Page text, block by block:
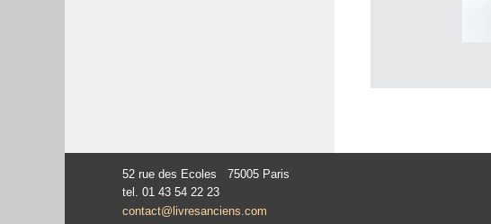
52 rue des Ecoles 75005 Paris
tel. 01 43 54 22 23
contact@livresanciens.com